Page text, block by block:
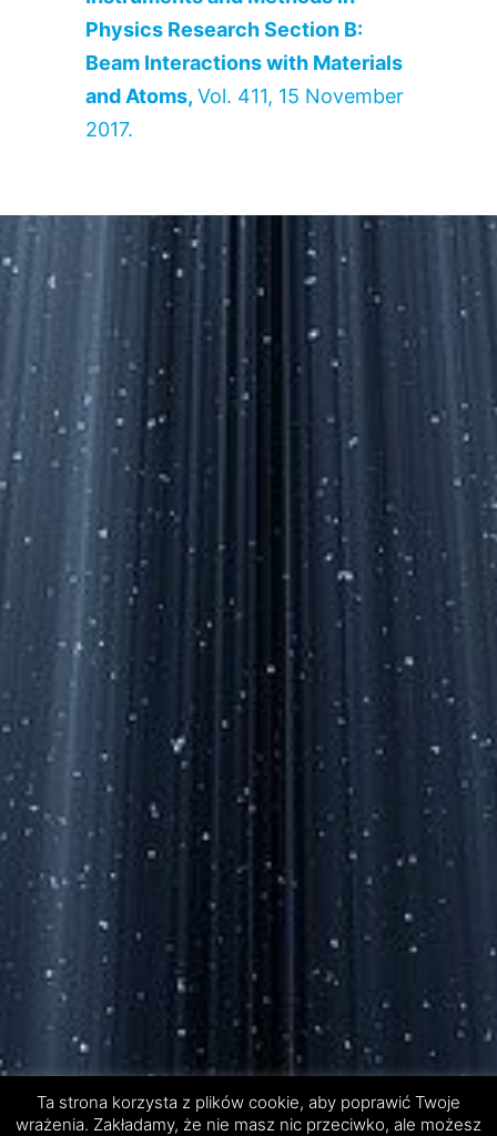
Physics Research Section B:
Beam Interactions with Materials
and Atoms, Vol. 411, 15 November
2017.
Ta strona korzysta z plików cookie, aby poprawić Twoje
wrażenia. Zakładamy, że nie masz nic przeciwko, ale możesz